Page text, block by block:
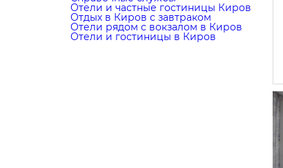
Отели и частные гостиницы Киров
Отдых в Киров с завтраком
Отели рядом с вокзалом в Киров
Отели и гостиницы в Киров